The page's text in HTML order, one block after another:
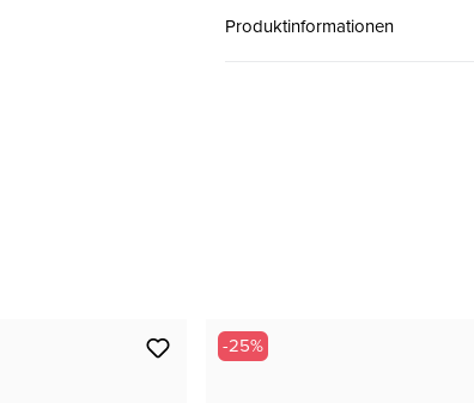
Produktinformationen
-25%